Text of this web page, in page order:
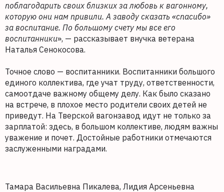
поблагодарить своих близких за любовь к вагонному,
которую они нам привили. А заводу сказать «спасибо»
за воспитание. По большому счету мы все его
воспитанники», — рассказывает внучка ветерана
Наталья Сенокосова.
Точное слово — воспитанники. Воспитанники большого
единого коллектива, где учат труду, ответственности,
самоотдаче важному общему делу. Как было сказано
на встрече, в плохое место родители своих детей не
приведут. На Тверской вагонзавод идут не только за
зарплатой: здесь, в большом коллективе, людям важны
уважение и почет. Достойные работники отмечаются
заслуженными наградами.
Тамара Васильевна Пикалева, Лидия Арсеньевна